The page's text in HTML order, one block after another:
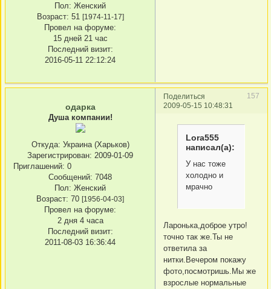
Пол: Женский
Возраст: 51 [1974-11-17]
Провел на форуме:
15 дней 21 час
Последний визит:
2016-05-11 22:12:24
Поделиться
157
2009-05-15 10:48:31
одарка
Душа компании!
Откуда: Украина (Харьков)
Зарегистрирован: 2009-01-09
Приглашений: 0
Сообщений: 7048
Пол: Женский
Возраст: 70 [1956-04-03]
Провел на форуме:
2 дня 4 часа
Последний визит:
2011-08-03 16:36:44
Lora555
написал(а):
У нас тоже
холодно и
мрачно
Ларонька,доброе утро!
точно так же.Ты не
ответила за
нитки.Вечером покажу
фото,посмотришь.Мы же
взрослые нормальные